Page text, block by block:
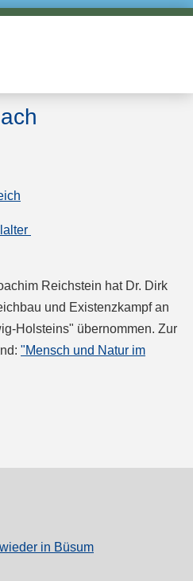
Reichstein hat Dr. Dirk
und Existenzkampf an
Holsteins" übernommen. Zur
"Mensch und Natur im
in Büsum